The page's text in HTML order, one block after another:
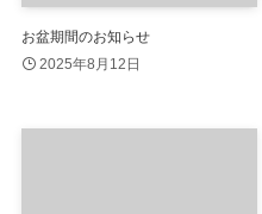
お盆期間のお知らせ
2025年8月12日